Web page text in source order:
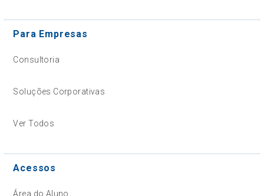
Para Empresas
Consultoria
Soluções Corporativas
Ver Todos
Acessos
Área do Aluno